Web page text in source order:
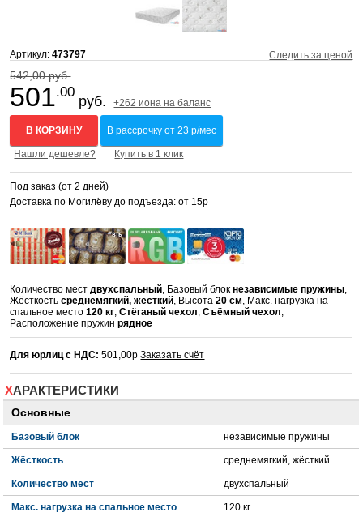
Артикул:473797 Следить за ценой
542,00 руб.
501.00
руб. +262 иона на баланс
В КОРЗИНУ В рассрочку от 23 р/мес
Нашли дешевле? Купить в 1 клик
Под заказ (от 2 дней)
Доставка по Могилёву до подъезда: от 15р
Количество местдвухспальный , Базовый блокнезависимые пружины
Жёсткостьсреднемягкий, жёсткий , Высота20 см , Макс. нагрузка на
спальное место120 кг ,Стёганый чехол ,Съёмный чехол
Расположение пружинрядное
Для юрлиц с НДС: 501,00рЗаказать счёт
ХАРАКТЕРИСТИКИ
Основные
Базовый блок независимые пружины
Жёсткость среднемягкий, жёсткий
Количество мест двухспальный
Макс. нагрузка на спальное место 120 кг